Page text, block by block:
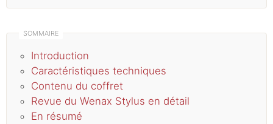
Introduction
Caractéristiques techniques
Contenu du coffret
Revue du Wenax Stylus en détail
En résumé